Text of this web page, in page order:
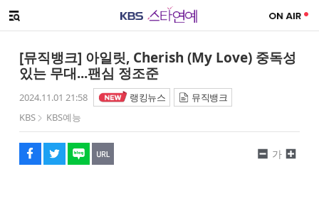
메뉴 열기
[뮤직뱅크] 아일릿, Cherish (My Love) 중독성
있는 무대...팬심 정조준
2024.11.01 21:58 랭킹뉴스
뮤직뱅크
KBS
KBS예능
페이스북
트위터
네이버
URL복사
글씨 작게보기
가
글씨 크게보기